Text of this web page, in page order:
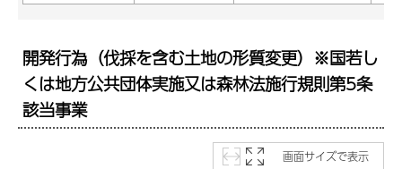
開発行為（伐採を含む土地の形質変更）※国若し
くは地方公共団体実施又は森林法施行規則第5条
該当事業
画面サイズで表示